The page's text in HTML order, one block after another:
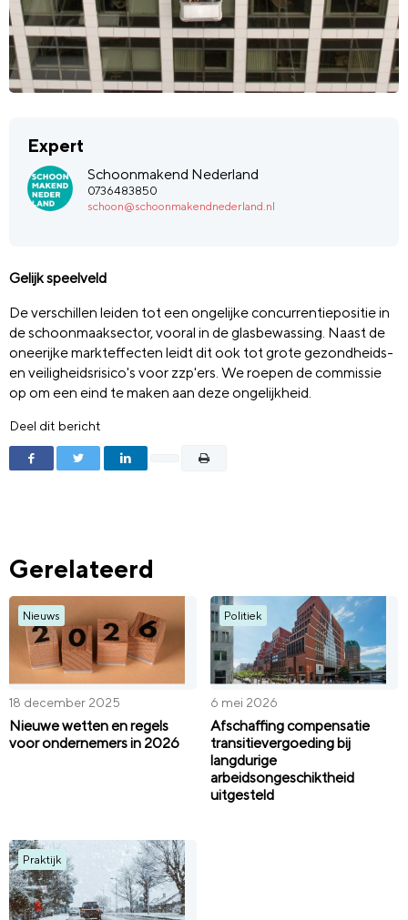
Expert
Schoonmakend Nederland
0736483850
schoon@schoonmakendnederland.nl
Gelijk speelveld
De verschillen leiden tot een ongelijke concurrentiepositie in
de schoonmaaksector, vooral in de glasbewassing. Naast de
oneerijke markteffecten leidt dit ook tot grote gezondheids-
en veiligheidsrisico's voor zzp'ers. We roepen de commissie
op om een eind te maken aan deze ongelijkheid.
Deel dit bericht
Gerelateerd
Nieuws
18 december 2025
Nieuwe wetten en regels
voor ondernemers in 2026
Politiek
6 mei 2026
Afschaffing compensatie
transitievergoeding bij
langdurige
arbeidsongeschiktheid
uitgesteld
Praktijk